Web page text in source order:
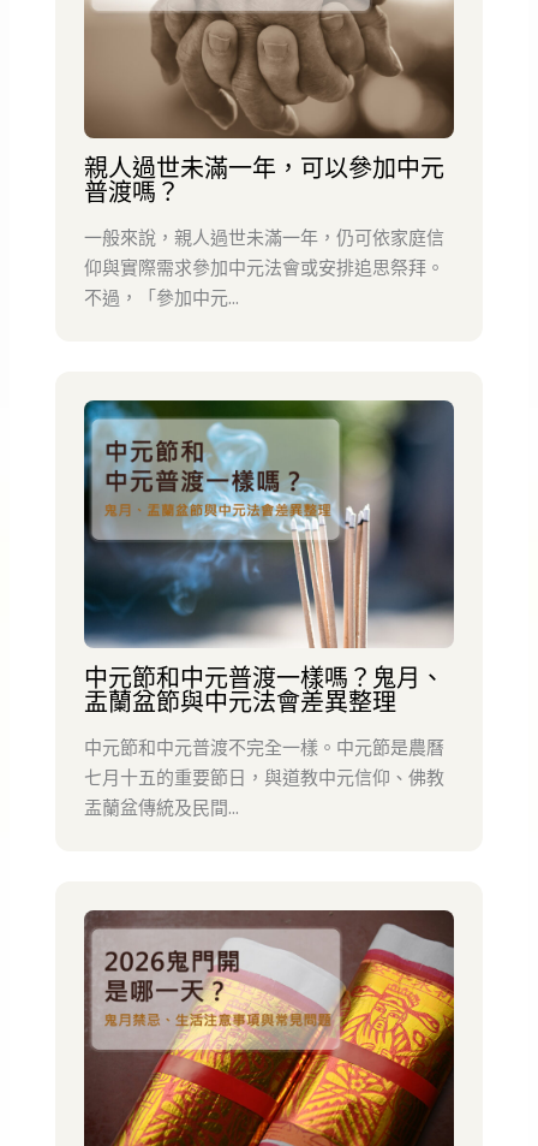
親人過世未滿一年，可以參加中元
普渡嗎？
一般來說，親人過世未滿一年，仍可依家庭信
仰與實際需求參加中元法會或安排追思祭拜。
不過，「參加中元...
中元節和中元普渡一樣嗎？鬼月、
盂蘭盆節與中元法會差異整理
中元節和中元普渡不完全一樣。中元節是農曆
七月十五的重要節日，與道教中元信仰、佛教
盂蘭盆傳統及民間...